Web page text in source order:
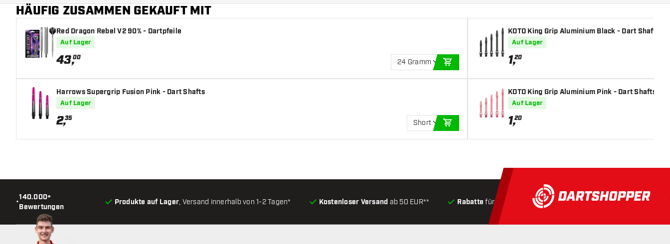
HÄUFIG ZUSAMMEN GEKAUFT MIT
Red Dragon Rebel V2 90% - Dartpfeile
Auf Lager
43,00
24 Gramm
IN DEN WARENKORB
Harrows Supergrip Fusion Pink - Dart Shafts
Auf Lager
2,35
Short
IN DEN WARENKORB
KOTO King Grip Aluminium Black - Dart Shafts
Auf Lager
1,20
KOTO King Grip Aluminium Pink - Dart Shafts
Auf Lager
1,20
•
140.000+
Bewertungen
Produkte auf Lager, Versand innerhalb von 1-2 Tagen* Kostenloser Versand ab 50 EUR** Rabatte für Kunden Produkte auf Lager, Versand